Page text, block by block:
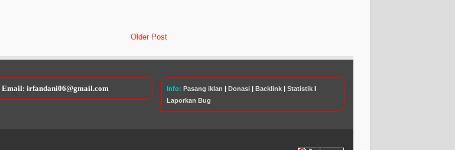
Older Post
Email: irfandani06@gmail.com Info: Pasang iklan | Donasi| Backlink| StatistikI
Laporkan Bug